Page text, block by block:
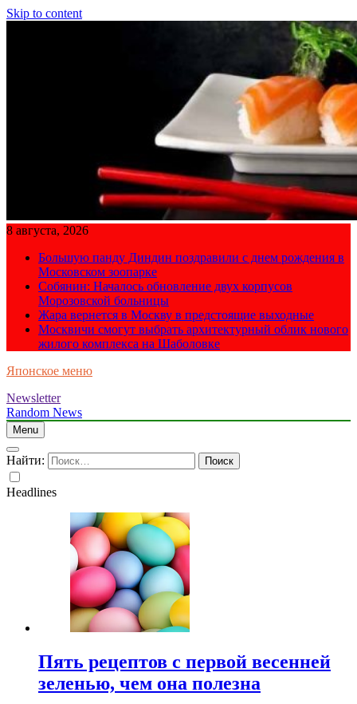
Skip to content
8 августа, 2026
Большую панду Диндин поздравили с днем рождения в
Московском зоопарке
Собянин: Началось обновление двух корпусов
Морозовской больницы
Жара вернется в Москву в предстоящие выходные
Москвичи смогут выбрать архитектурный облик нового
жилого комплекса на Шаболовке
Японское меню
Newsletter
Random News
Menu
Найти:
Headlines
Пять рецептов с первой весенней
зеленью, чем она полезна